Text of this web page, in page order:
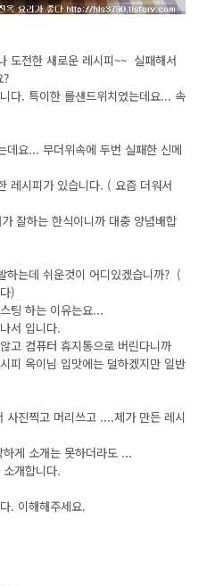
도전한 새로운 레시피~~ 실패해서
?
다. 특이한 롤샌드위치였는데요... 속
데요... 무더위속에 두번 실패한 신메
레시피가 있습니다. ( 요즘 더워서
잘하는 한식이니까 대충 양념배합
하는데 쉬운것이 어디있겠습니까? (
)
팅 하는 이유는요...
서 입니다.
고 컴퓨터 휴지통으로 버린다니까
피 옥이님 입맛에는 덜하겠지만 일반
진찍고 머리쓰고 ....제가 만든 레시
게 소개는 못하더라도 ...
개합니다.
. 이해해주세요.